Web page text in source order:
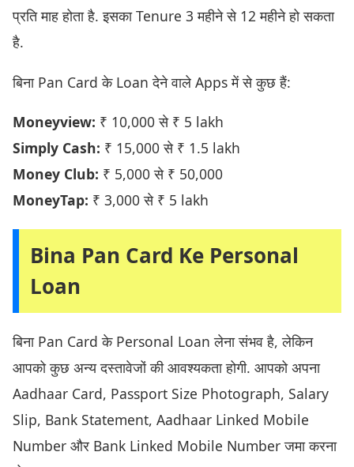
प्रति माह होता है. इसका Tenure 3 महीने से 12 महीने हो सकता
है.
बिना Pan Card के Loan देने वाले Apps में से कुछ हैं:
Moneyview: ₹ 10,000 से ₹ 5 lakh
Simply Cash: ₹ 15,000 से ₹ 1.5 lakh
Money Club: ₹ 5,000 से ₹ 50,000
MoneyTap: ₹ 3,000 से ₹ 5 lakh
Bina Pan Card Ke Personal
Loan
बिना Pan Card के Personal Loan लेना संभव है, लेकिन
आपको कुछ अन्य दस्तावेजों की आवश्यकता होगी. आपको अपना
Aadhaar Card, Passport Size Photograph, Salary
Slip, Bank Statement, Aadhaar Linked Mobile
Number और Bank Linked Mobile Number जमा करना